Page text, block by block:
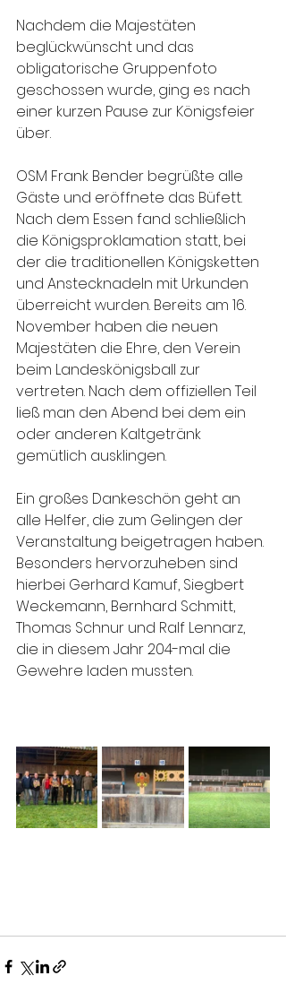
Nachdem die Majestäten
beglückwünscht und das
obligatorische Gruppenfoto
geschossen wurde, ging es nach
einer kurzen Pause zur Königsfeier
über.
OSM Frank Bender begrüßte alle
Gäste und eröffnete das Büfett.
Nach dem Essen fand schließlich
die Königsproklamation statt, bei
der die traditionellen Königsketten
und Anstecknadeln mit Urkunden
überreicht wurden. Bereits am 16.
November haben die neuen
Majestäten die Ehre, den Verein
beim Landeskönigsball zur
vertreten. Nach dem offiziellen Teil
ließ man den Abend bei dem ein
oder anderen Kaltgetränk
gemütlich ausklingen.
Ein großes Dankeschön geht an
alle Helfer, die zum Gelingen der
Veranstaltung beigetragen haben.
Besonders hervorzuheben sind
hierbei Gerhard Kamuf, Siegbert
Weckemann, Bernhard Schmitt,
Thomas Schnur und Ralf Lennarz,
die in diesem Jahr 204-mal die
Gewehre laden mussten.